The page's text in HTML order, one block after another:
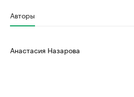
Авторы
Анастасия Назарова